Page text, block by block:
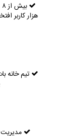
هزار کاربر